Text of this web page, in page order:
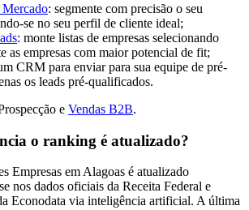
: segmente com precisão o seu
se no seu perfil de cliente ideal;
: monte listas de empresas selecionando
as empresas com maior potencial de fit;
CRM para enviar para sua equipe de pré-
os leads pré-qualificados.
e Vendas B2B.
o ranking é atualizado?
Empresas em Alagoas é atualizado
nos dados oficiais da Receita Federal e
Econodata via inteligência artificial. A última